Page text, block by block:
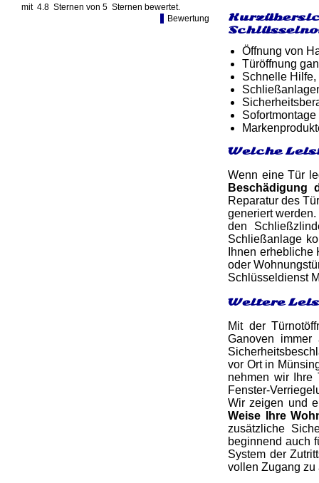
mit 4.8 Sternen von 5 Sternen bewertet.
Bewertung
Öffnung von
Türöffnung
Schnelle Hilfe,
Welche
Wenn eine Tür
Beschädigung
Reparatur des
generiert
den
Schließanlage
Ihnen
oder
Schlüsseldienst
Weitere
Mit der
Ganoven
vor Ort in
nehmen wir Ihre
Fenster-
Wir zeigen und
Weise Ihre
zusätzliche
beginnend auch
System der
vollen Zugang zu